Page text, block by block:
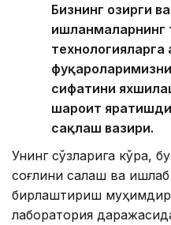
Бизнинг ҳозирги
ишланмаларнинг
сифатини
шароит
сақлаш вазири.
Унинг сўзларига кўра,
соғлиқни сақлаш ва
бирлаштириш
лаборатория